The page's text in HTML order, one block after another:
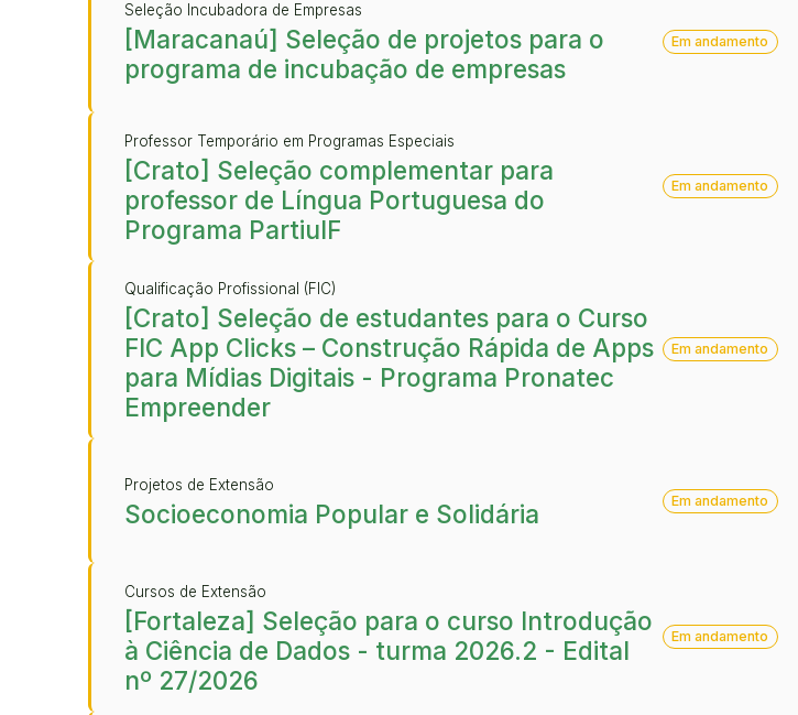
Seleção Incubadora de Empresas
[Maracanaú] Seleção de projetos para o
programa de incubação de empresas
articleSituação:
Em andamento
Professor Temporário em Programas Especiais
[Crato] Seleção complementar para
professor de Língua Portuguesa do
Programa PartiuIF
articleSituação:
Em andamento
Qualificação Profissional (FIC)
[Crato] Seleção de estudantes para o Curso
FIC App Clicks – Construção Rápida de Apps
para Mídias Digitais - Programa Pronatec
Empreender
articleSituação:
Em andamento
Projetos de Extensão
Socioeconomia Popular e Solidária
articleSituação:
Em andamento
Cursos de Extensão
[Fortaleza] Seleção para o curso Introdução
à Ciência de Dados - turma 2026.2 - Edital
nº 27/2026
articleSituação:
Em andamento